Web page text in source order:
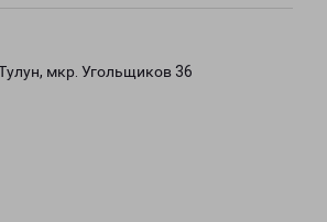
мкр. Угольщиков 36